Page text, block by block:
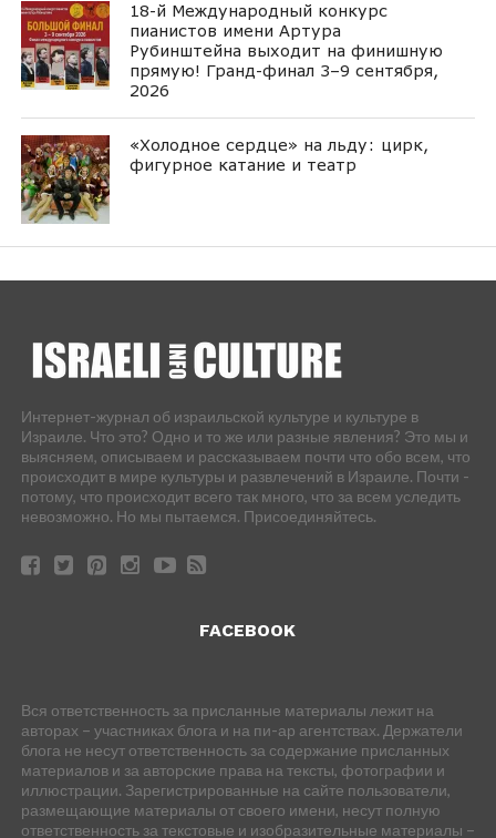
18-й Международный конкурс
пианистов имени Артура
Рубинштейна выходит на финишную
прямую! Гранд-финал 3–9 сентября,
2026
«Холодное сердце» на льду: цирк,
фигурное катание и театр
Интернет-журнал об израильской культуре и культуре в
Израиле. Что это? Одно и то же или разные явления? Это мы и
выясняем, описываем и рассказываем почти что обо всем, что
происходит в мире культуры и развлечений в Израиле. Почти -
потому, что происходит всего так много, что за всем уследить
невозможно. Но мы пытаемся. Присоединяйтесь.
FACEBOOK
Вся ответственность за присланные материалы лежит на
авторах – участниках блога и на пи-ар агентствах. Держатели
блога не несут ответственность за содержание присланных
материалов и за авторские права на тексты, фотографии и
иллюстрации. Зарегистрированные на сайте пользователи,
размещающие материалы от своего имени, несут полную
ответственность за текстовые и изобразительные материалы –